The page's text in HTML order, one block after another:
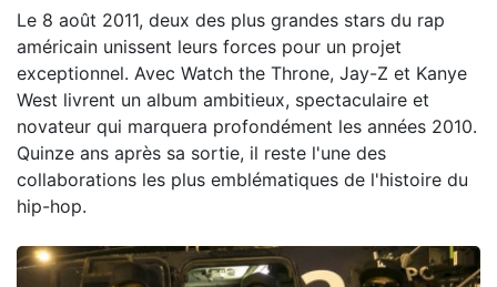
Le 8 août 2011, deux des plus grandes stars du rap
américain unissent leurs forces pour un projet
exceptionnel. Avec Watch the Throne, Jay-Z et Kanye
West livrent un album ambitieux, spectaculaire et
novateur qui marquera profondément les années 2010.
Quinze ans après sa sortie, il reste l'une des
collaborations les plus emblématiques de l'histoire du
hip-hop.